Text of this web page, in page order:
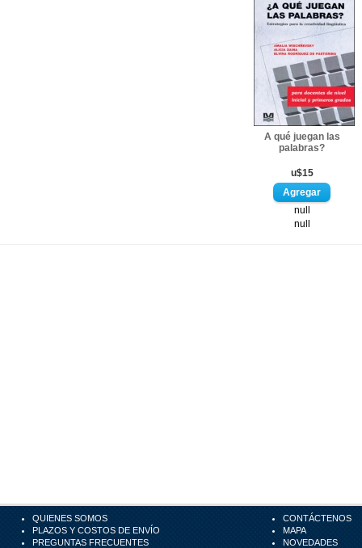
A qué juegan las
palabras?
u$15
null
null
QUIENES SOMOS
PLAZOS Y COSTOS DE ENVÍO
PREGUNTAS FRECUENTES
CONTÁCTENOS
MAPA
NOVEDADES